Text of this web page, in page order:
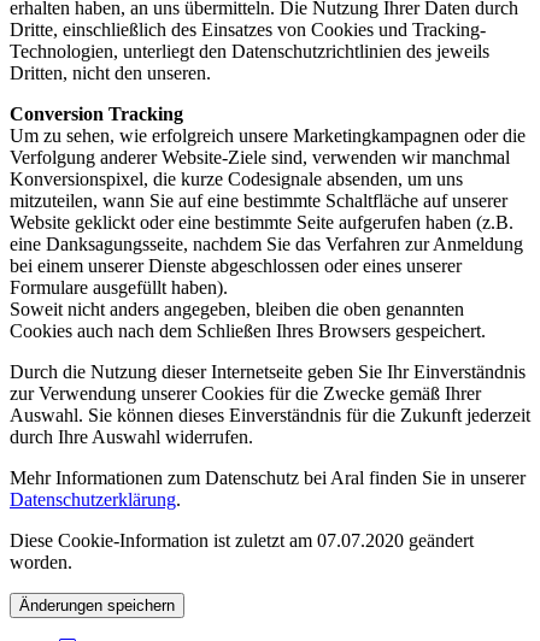
erhalten haben, an uns übermitteln. Die Nutzung Ihrer Daten durch
Dritte, einschließlich des Einsatzes von Cookies und Tracking-
Technologien, unterliegt den Datenschutzrichtlinien des jeweils
Dritten, nicht den unseren.
Conversion Tracking
Um zu sehen, wie erfolgreich unsere Marketingkampagnen oder die
Verfolgung anderer Website-Ziele sind, verwenden wir manchmal
Konversionspixel, die kurze Codesignale absenden, um uns
mitzuteilen, wann Sie auf eine bestimmte Schaltfläche auf unserer
Website geklickt oder eine bestimmte Seite aufgerufen haben (z.B.
eine Danksagungsseite, nachdem Sie das Verfahren zur Anmeldung
bei einem unserer Dienste abgeschlossen oder eines unserer
Formulare ausgefüllt haben).
Soweit nicht anders angegeben, bleiben die oben genannten
Cookies auch nach dem Schließen Ihres Browsers gespeichert.
Durch die Nutzung dieser Internetseite geben Sie Ihr Einverständnis
zur Verwendung unserer Cookies für die Zwecke gemäß Ihrer
Auswahl. Sie können dieses Einverständnis für die Zukunft jederzeit
durch Ihre Auswahl widerrufen.
Mehr Informationen zum Datenschutz bei Aral finden Sie in unserer
Datenschutzerklärung.
Diese Cookie-Information ist zuletzt am 07.07.2020 geändert
worden.
Änderungen speichern